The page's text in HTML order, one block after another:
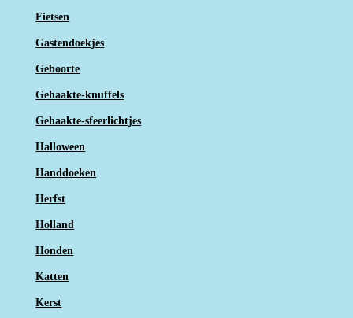
Fietsen
Gastendoekjes
Geboorte
Gehaakte-knuffels
Gehaakte-sfeerlichtjes
Halloween
Handdoeken
Herfst
Holland
Honden
Katten
Kerst